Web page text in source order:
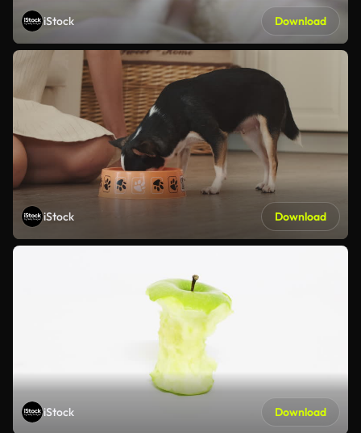
iStock Download
iStock Download
iStock Download